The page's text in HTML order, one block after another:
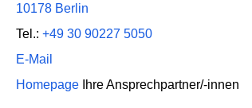
10178 Berlin
Tel.: +49 30 90227 5050
E-Mail
Homepage Ihre Ansprechpartner/-innen